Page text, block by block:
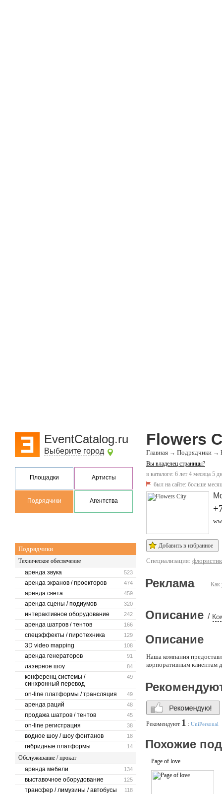
EventCatalog.ru
Выберите город
Площадки Артисты
Подрядчики Агентства
Подрядчики
Техническое обеспечение
523
аренда звука
474
аренда экранов / проекторов
459
аренда света
320
аренда сцены / подиумов
242
интерактивное оборудование
166
аренда шатров / тентов
129
спецэффекты / пиротехника
108
3D video mapping
91
аренда генераторов
84
лазерное шоу
49
конференц системы /
синхронный перевод
49
on-line платформы / трансляция
48
аренда раций
45
продажа шатров / тентов
38
on-line регистрация
18
водное шоу / шоу фонтанов
14
гибридные платформы
Обслуживание / прокат
134
аренда мебели
125
выставочное оборудование
118
трансфер / лимузины / автобусы
Flowers
Главная → Подрядчики →
Вы владелец страницы?
в каталоге: 6 лет 4 месяца 5
был на сайте: больше
Добавить в избранное
Специализация:
Как
Реклама
Описание /
Описание
Наша компания
корпоративным клиентам
Рекомендуют 1 : UniPersonal
Похожие
Page of love